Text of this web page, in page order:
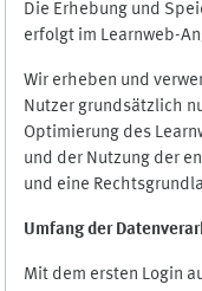
Die Erhebung und
erfolgt im Learnweb-
Wir erheben und
Nutzer grundsätzlich
Optimierung des
und der Nutzung der
und eine
Umfang der
Mit dem ersten Login